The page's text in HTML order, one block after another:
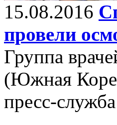
15.08.2016
провели
Группа
(Южная
пресс-